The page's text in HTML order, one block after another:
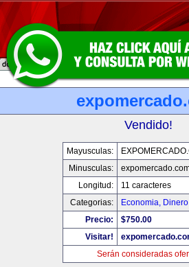
Vendido!
Mayusculas:
Minusculas:
Longitud:
11 caracteres
Categorias:
Economia,
Precio:
$750.00
Visitar!
Serán consideradas